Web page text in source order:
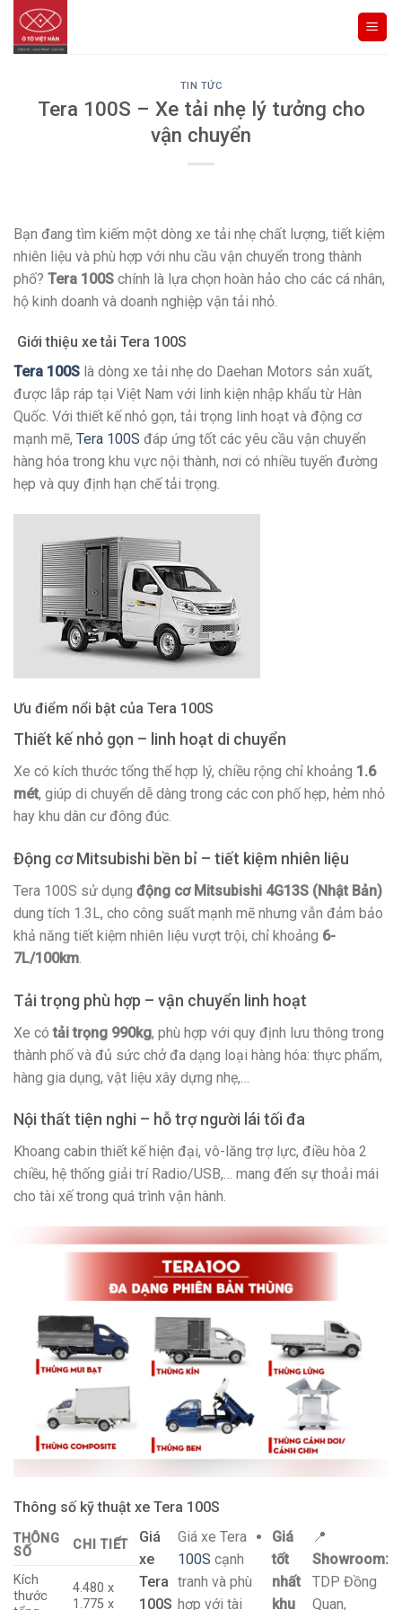
Skip
content
TIN TỨC
Tera 100S – Xe tải nhẹ lý tưởng cho
vận chuyển
Bạn đang tìm kiếm một dòng xe tải nhẹ chất lượng, tiết kiệm
nhiên liệu và phù hợp với nhu cầu vận chuyển trong thành
phố? Tera 100S chính là lựa chọn hoàn hảo cho các cá nhân,
hộ kinh doanh và doanh nghiệp vận tải nhỏ.
Giới thiệu xe tải Tera 100S
Tera 100S là dòng xe tải nhẹ do Daehan Motors sản xuất,
được lắp ráp tại Việt Nam với linh kiện nhập khẩu từ Hàn
Quốc. Với thiết kế nhỏ gọn, tải trọng linh hoạt và động cơ
mạnh mẽ, Tera 100S đáp ứng tốt các yêu cầu vận chuyển
hàng hóa trong khu vực nội thành, nơi có nhiều tuyến đường
hẹp và quy định hạn chế tải trọng.
Ưu điểm nổi bật của Tera 100S
Thiết kế nhỏ gọn – linh hoạt di chuyển
Xe có kích thước tổng thể hợp lý, chiều rộng chỉ khoảng 1.6
mét, giúp di chuyển dễ dàng trong các con phố hẹp, hẻm nhỏ
hay khu dân cư đông đúc.
Động cơ Mitsubishi bền bỉ – tiết kiệm nhiên liệu
Tera 100S sử dụng động cơ Mitsubishi 4G13S (Nhật Bản)
dung tích 1.3L, cho công suất mạnh mẽ nhưng vẫn đảm bảo
khả năng tiết kiệm nhiên liệu vượt trội, chỉ khoảng 6-
7L/100km
Tải trọng phù hợp – vận chuyển linh hoạt
Xe cótải trọng 990kg, phù hợp với quy định lưu thông trong
thành phố và đủ sức chở đa dạng loại hàng hóa: thực phẩm,
hàng gia dụng, vật liệu xây dựng nhẹ,…
Nội thất tiện nghi – hỗ trợ người lái tối đa
Khoang cabin thiết kế hiện đại, vô-lăng trợ lực, điều hòa 2
chiều, hệ thống giải trí Radio/USB,… mang đến sự thoải mái
cho tài xế trong quá trình vận hành.
Thông số kỹ thuật xe Tera 100S
THÔNG
SỐ
CHI TIẾT
Kích
thước
4.480 x
1.775 x
Giá
xe
Tera
100S
Giá xe Tera
100S cạnh
tranh và phù
hợp với tài
Giá
tốt
nhất
khu
📍
Showroom:
TDP Đồng
Quan,